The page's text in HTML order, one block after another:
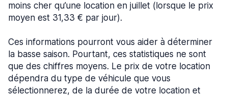
moins cher qu’une location en juillet (lorsque le prix
moyen est 31,33 € par jour).
Ces informations pourront vous aider à déterminer
la basse saison. Pourtant, ces statistiques ne sont
que des chiffres moyens. Le prix de votre location
dépendra du type de véhicule que vous
sélectionnerez, de la durée de votre location et